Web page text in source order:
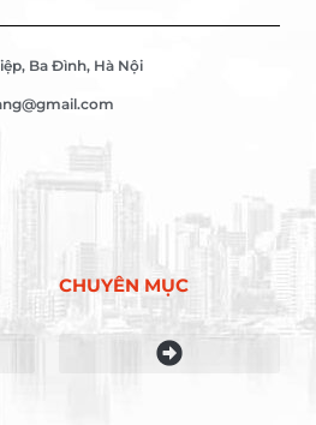
Ba Đình, Hà Nội
CHUYÊN MỤC